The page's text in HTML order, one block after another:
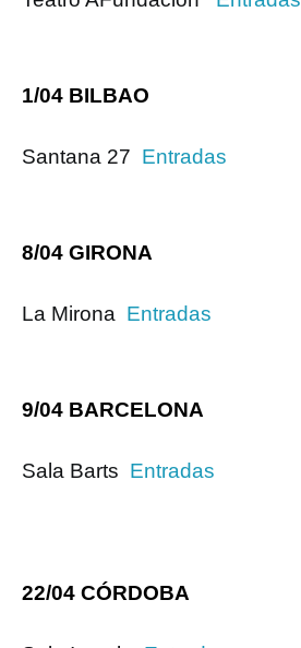
1/04 BILBAO
Santana 27 Entradas
8/04 GIRONA
La Mirona Entradas
9/04 BARCELONA
Sala Barts Entradas
22/04 CÓRDOBA